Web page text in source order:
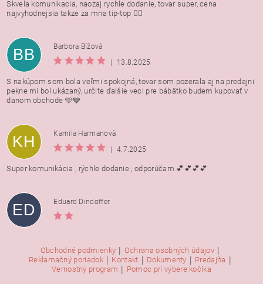
Skvela komunikacia, naozaj rychle dodanie, tovar super, cena
najvyhodnejsia takze za mna tip-top 👍🏻
BB
Barbora Bížová
|
13.8.2025
S nakúpom som bola veľmi spokojná, tovar som pozerala aj na predajni
pekne mi bol ukázaný, určite ďalšie veci pre bábätko budem kupovať v
danom obchode 🩵🩶
KH
Kamila Harmanovà
|
4.7.2025
Super komunikácia , rýchle dodanie , odporúčam 💕💕💕💕
ED Eduard Dindoffer
Obchodné podmienky | Ochrana osobných údajov |
Reklamačný poriadok | Kontakt | Dokumenty | Predajňa |
Vernostný program | Pomoc pri výbere kočíka